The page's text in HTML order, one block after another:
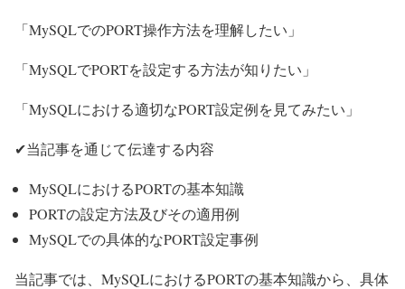
「MySQLでのPORT操作方法を理解したい」
「MySQLでPORTを設定する方法が知りたい」
「MySQLにおける適切なPORT設定例を見てみたい」
✔当記事を通じて伝達する内容
MySQLにおけるPORTの基本知識
PORTの設定方法及びその適用例
MySQLでの具体的なPORT設定事例
当記事では、MySQLにおけるPORTの基本知識から、具体